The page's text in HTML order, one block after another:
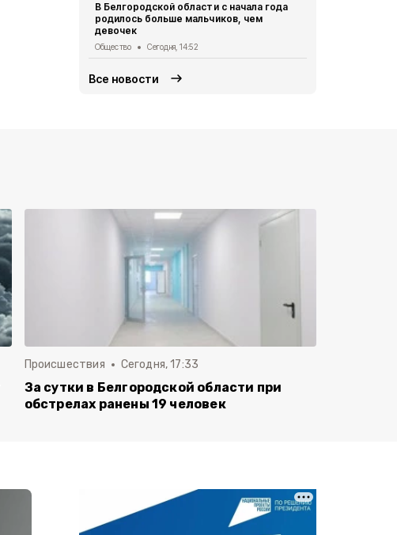
В Белгородской области с начала года
родилось больше мальчиков, чем
девочек
Общество Сегодня, 14:52
Все новости
Происшествия Сегодня, 17:33
За сутки в Белгородской области при
обстрелах ранены 19 человек